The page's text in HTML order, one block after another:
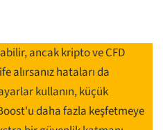
ancak kripto ve CFD
alırsanız hataları da
kullanın, küçük
daha fazla keşfetmeye